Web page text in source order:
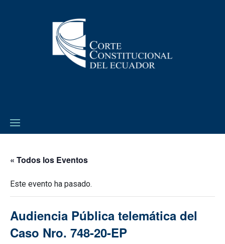
« Todos los Eventos
Este evento ha pasado.
Audiencia Pública telemática del
Caso Nro. 748-20-EP